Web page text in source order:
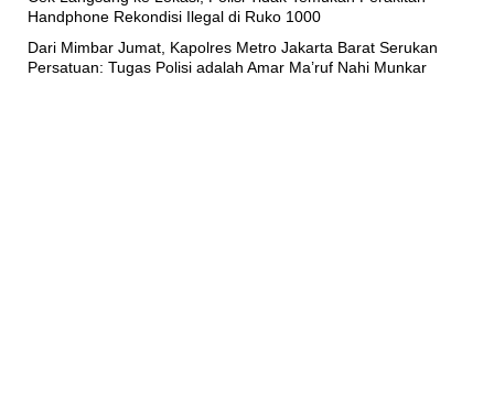
Handphone Rekondisi Ilegal di Ruko 1000
Dari Mimbar Jumat, Kapolres Metro Jakarta Barat Serukan
Persatuan: Tugas Polisi adalah Amar Ma’ruf Nahi Munkar